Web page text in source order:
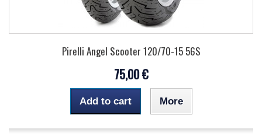
Pirelli Angel Scooter 120/70-15 56S
75,00 €
Add to cart More